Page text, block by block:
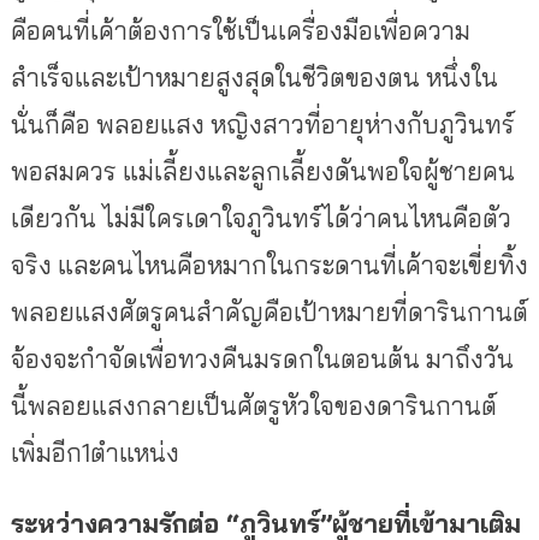
คือคนที่เค้าต้องการใช้เป็นเครื่องมือเพื่อความ
สำเร็จและเป้าหมายสูงสุดในชีวิตของตน หนึ่งใน
นั่นก็คือ พลอยแสง หญิงสาวที่อายุห่างกับภูวินทร์
พอสมควร แม่เลี้ยงและลูกเลี้ยงดันพอใจผู้ชายคน
เดียวกัน ไม่มีใครเดาใจภูวินทร์ได้ว่าคนไหนคือตัว
จริง และคนไหนคือหมากในกระดานที่เค้าจะเขี่ยทิ้ง
พลอยแสงศัตรูคนสำคัญคือเป้าหมายที่ดารินกานต์
จ้องจะกำจัดเพื่อทวงคืนมรดกในตอนต้น มาถึงวัน
นี้พลอยแสงกลายเป็นศัตรูหัวใจของดารินกานต์
เพิ่มอีก1ตำแหน่ง
ระหว่างความรักต่อ “ภูวินทร์”ผู้ชายที่เข้ามาเติม